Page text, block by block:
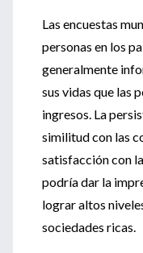
Las encuestas
personas en los
generalmente
sus vidas que las
ingresos. La
similitud con las
satisfacción con
podría dar la
lograr altos
sociedades ricas.